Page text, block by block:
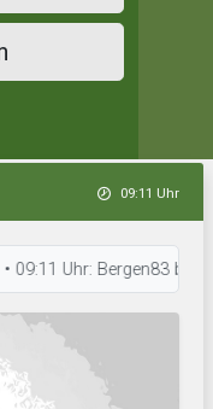
09:11 Uhr
Uhr: Bergen83 bereitet